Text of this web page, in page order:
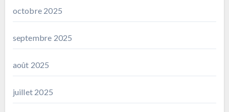
octobre 2025
septembre 2025
août 2025
juillet 2025